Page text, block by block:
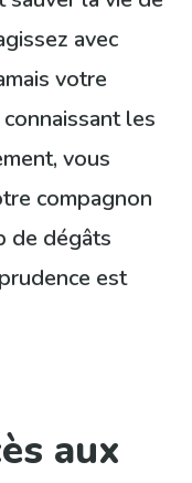
avec
votre
les
vous
compagnon
de dégâts
est
aux